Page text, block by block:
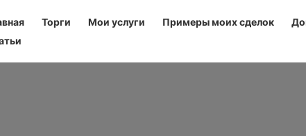
Торги Мои услуги Примеры моих сделок